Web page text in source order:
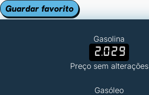
Guardar favorito
Gasolina
2.029
Preço sem alterações
Gasóleo